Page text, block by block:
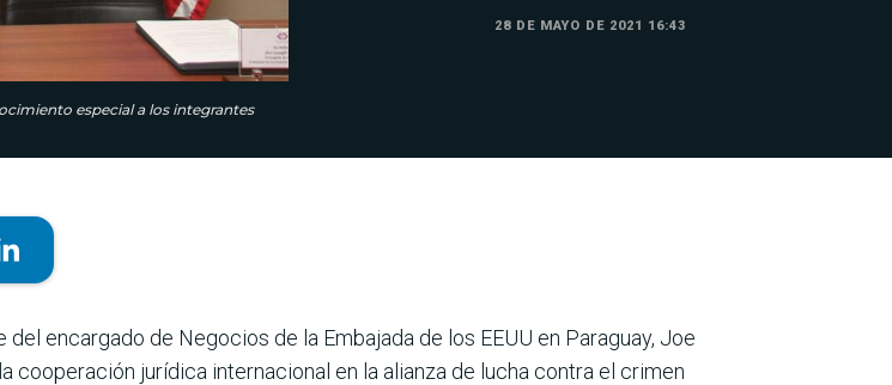
especial a los integrantes
28 DE MAYO DE 2021 16:43
encargado de Negocios de la Embajada de los EEUU en Paraguay, Joe
cooperación jurídica internacional en la alianza de lucha contra el crimen